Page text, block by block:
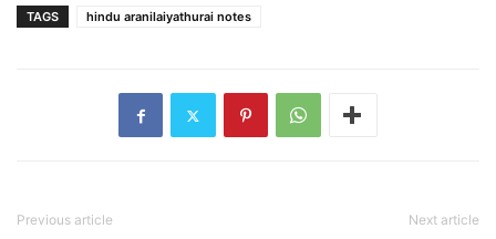
TAGS hindu aranilaiyathurai notes
Previous article Next article